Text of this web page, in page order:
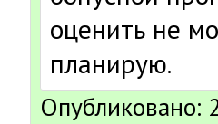
оценить не
планирую.
Опубликовано: